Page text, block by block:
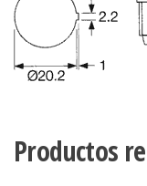
Productos